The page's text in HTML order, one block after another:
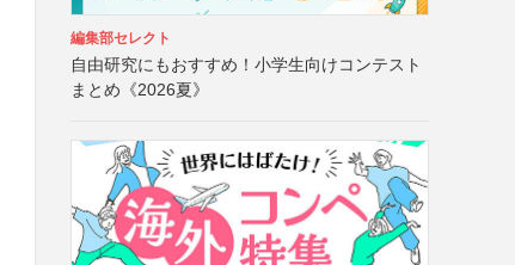
編集部セレクト
自由研究にもおすすめ！小学生向けコンテスト
まとめ《2026夏》